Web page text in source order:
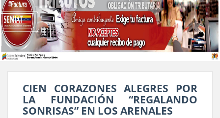
CIEN CORAZONES ALEGRES POR
LA FUNDACIÓN “REGALANDO
SONRISAS” EN LOS ARENALES